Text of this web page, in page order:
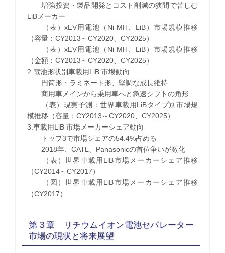
増強投資・製品開発とコスト削減の狭間で苦しむ
LiBメーカー
（表）xEV用電池（Ni-MH、LiB）市場規模推移
（容量：CY2013～CY2020、CY2025）
（表）xEV用電池（Ni-MH、LiB）市場規模推移
（金額：CY2013～CY2020、CY2025）
2.電池形状別車載用LiB 市場動向
円筒形・ラミネート形、堅調な成長維持
商用車メインから乗用車へと急速シフトの角形
（表）現実予測：世界車載用LiBタイプ別市場規
模推移（容量：CY2013～CY2020、CY2025）
3.車載用LiB 市場メーカーシェア動向
トップ3で市場シェアの54.4%占める
2018年、CATL、Panasonicの首位争いが激化
（表）世界車載用LiB市場メーカーシェア推移
（CY2014～CY2017）
（図）世界車載用LiB市場メーカーシェア推移
（CY2017）
第３章 リチウムイオン電池セパレーター
市場の現状と将来展望